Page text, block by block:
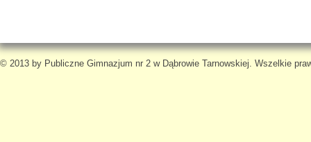
© 2013 by Publiczne Gimnazjum nr 2 w Dąbrowie Tarnowskiej. Wszelkie